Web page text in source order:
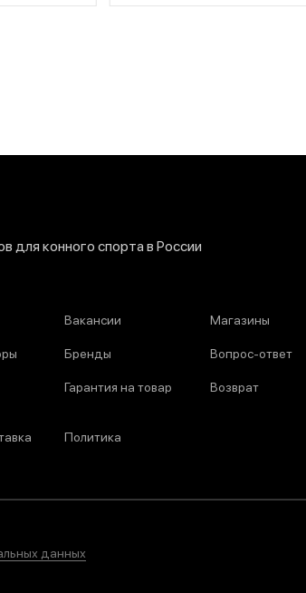
для конного спорта в России
Вакансии Магазины
Бренды Вопрос-ответ
Гарантия на товар Возврат
Политика
данных